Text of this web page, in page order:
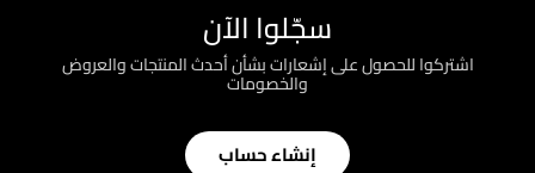
سجّلوا الآن
اشتركوا للحصول على إشعارات بشأن أحدث المنتجات والعروض
والخصومات
إنشاء حساب